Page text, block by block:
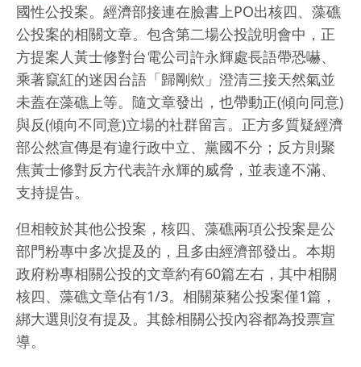
國性公投案。經濟部接連在臉書上PO出核四、藻礁
公投案的相關文章。包含第二場公投說明會中，正
方提案人黃士修對台電公司許永輝處長語帶恐嚇、
乘著竄紅的迷因台語「歸剛欸」澄清三接天然氣並
未蓋在藻礁上等。隨文章發出，也帶動正(傾向同意)
與反(傾向不同意)立場的社群留言。正方多質疑經濟
部公然宣傳是有違行政中立、黨國不分；反方則聚
焦黃士修對反方代表許永輝的威脅，並表達不滿、
支持提告。
但相較於其他公投案，核四、藻礁兩項公投案是公
部門粉專中多次提及的，且多由經濟部發出。本期
政府粉專相關公投的文章約有60篇左右，其中相關
核四、藻礁文章佔有1/3。相關萊豬公投案僅1篇，
綁大選則沒有提及。其餘相關公投內容都為投票宣
導。